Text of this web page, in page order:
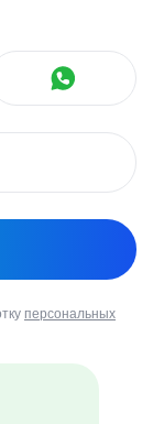
персональных